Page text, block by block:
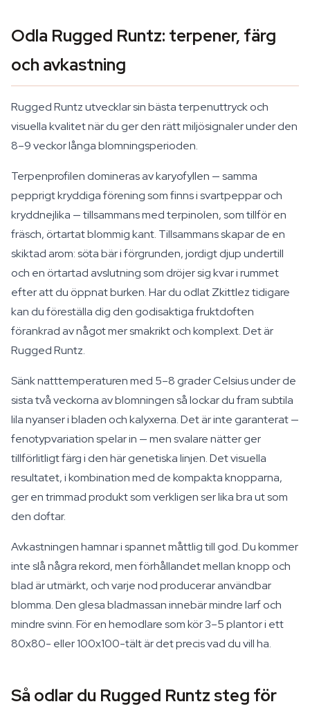
Odla Rugged Runtz: terpener, färg
och avkastning
Rugged Runtz utvecklar sin bästa terpenuttryck och
visuella kvalitet när du ger den rätt miljösignaler under den
8–9 veckor långa blomningsperioden.
Terpenprofilen domineras av karyofyllen — samma
pepprigt kryddiga förening som finns i svartpeppar och
kryddnejlika — tillsammans med terpinolen, som tillför en
fräsch, örtartat blommig kant. Tillsammans skapar de en
skiktad arom: söta bär i förgrunden, jordigt djup undertill
och en örtartad avslutning som dröjer sig kvar i rummet
efter att du öppnat burken. Har du odlat Zkittlez tidigare
kan du föreställa dig den godisaktiga fruktdoften
förankrad av något mer smakrikt och komplext. Det är
Rugged Runtz.
Sänk natttemperaturen med 5–8 grader Celsius under de
sista två veckorna av blomningen så lockar du fram subtila
lila nyanser i bladen och kalyxerna. Det är inte garanterat —
fenotypvariation spelar in — men svalare nätter ger
tillförlitligt färg i den här genetiska linjen. Det visuella
resultatet, i kombination med de kompakta knopparna,
ger en trimmad produkt som verkligen ser lika bra ut som
den doftar.
Avkastningen hamnar i spannet måttlig till god. Du kommer
inte slå några rekord, men förhållandet mellan knopp och
blad är utmärkt, och varje nod producerar användbar
blomma. Den glesa bladmassan innebär mindre larf och
mindre svinn. För en hemodlare som kör 3–5 plantor i ett
80x80- eller 100x100-tält är det precis vad du vill ha.
Så odlar du Rugged Runtz steg för